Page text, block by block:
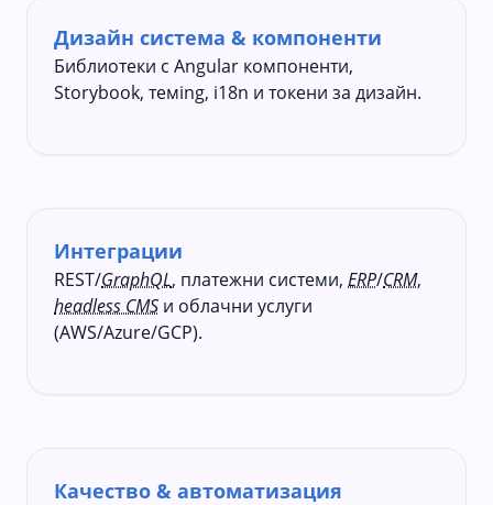
Дизайн система & компоненти
Библиотеки с Angular компоненти,
Storybook, темing, i18n и токени за дизайн.
Интеграции
REST/GraphQL, платежни системи, ERP/CRM,
headless CMS и облачни услуги
(AWS/Azure/GCP).
Качество & автоматизация